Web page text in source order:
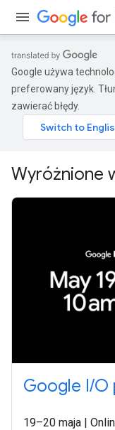
Google używa
preferowany język.
zawierać błędy.
Wyróżnione
Google I/O
19–20 maja |